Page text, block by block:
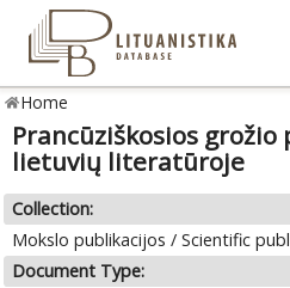
Home
Prancūziškosios grožio
lietuvių literatūroje
Collection:
Mokslo publikacijos / Scientific
Document Type: